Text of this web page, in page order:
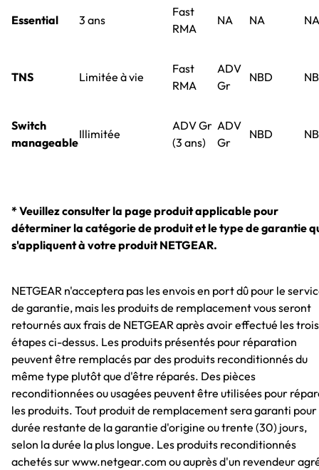
Essential 3 ans
Fast
RMA
NA NA NA
TNS Limitée à vie
Fast
RMA
ADV
Gr
NBD
Switch
manageable
Illimitée
ADV Gr
(3 ans)
ADV
Gr
NBD
* Veuillez consulter la page produit applicable pour
déterminer la catégorie de produit et le type de garantie
s'appliquent à votre produit NETGEAR.
NETGEAR n'acceptera pas les envois en port dû pour le
de garantie, mais les produits de remplacement vous seront
retournés aux frais de NETGEAR après avoir effectué les trois
étapes ci-dessus. Les produits présentés pour réparation
peuvent être remplacés par des produits reconditionnés du
même type plutôt que d'être réparés. Des pièces
reconditionnées ou usagées peuvent être utilisées pour
les produits. Tout produit de remplacement sera garanti pour
durée restante de la garantie d'origine ou trente (30) jours,
selon la durée la plus longue. Les produits reconditionnés
achetés sur www.netgear.com ou auprès d'un revendeur